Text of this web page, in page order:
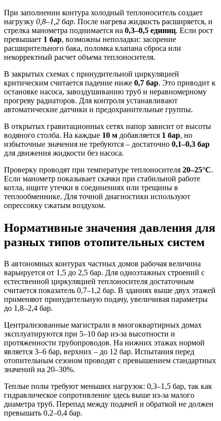
При заполнении контура холодный теплоноситель создает
нагрузку 0,8–1,2 бар. После нагрева жидкость расширяется, и
стрелка манометра поднимается на 0,3–0,5 единиц. Если рост
превышает 1 бар, возможны неполадки: засорение
расширительного бака, поломка клапана сброса или
некорректный расчет объема теплоносителя.
В закрытых схемах с принудительной циркуляцией
критическим считается падение ниже 0,7 бар. Это приводит к
остановке насоса, завоздушиванию труб и неравномерному
прогреву радиаторов. Для контроля устанавливают
автоматические датчики и предохранительные группы.
В открытых гравитационных сетях напор зависит от высоты
водяного столба. На каждые 10 м добавляется 1 бар, но
избыточные значения не требуются – достаточно 0,1–0,3 бар
для движения жидкости без насоса.
Проверку проводят при температуре теплоносителя 20–25°C.
Если манометр показывает скачки при стабильной работе
котла, ищите утечки в соединениях или трещины в
теплообменнике. Для точной диагностики используют
опрессовку сжатым воздухом.
Нормативные значения давления для
разных типов отопительных систем
В автономных контурах частных домов рабочая величина
варьируется от 1,5 до 2,5 бар. Для одноэтажных строений с
естественной циркуляцией теплоносителя достаточным
считается показатель 0,7–1,2 бар. В зданиях выше двух этажей
применяют принудительную подачу, увеличивая параметры
до 1,8–2,4 бар.
Централизованные магистрали в многоквартирных домах
эксплуатируются при 5–10 бар из-за высотности и
протяженности трубопроводов. На нижних этажах нормой
является 3–6 бар, верхних – до 12 бар. Испытания перед
отопительным сезоном проводят с превышением стандартных
значений на 20–30%.
Теплые полы требуют меньших нагрузок: 0,3–1,5 бар, так как
гидравлическое сопротивление здесь выше из-за малого
диаметра труб. Перепад между подачей и обраткой не должен
превышать 0,2–0,4 бар.